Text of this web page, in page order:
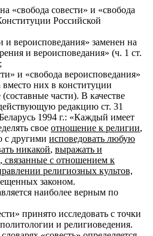
«свобода совести» и «свобода
Российской
и вероисповедания» заменен на
и вероисповедания» (ч. 1 ст.
и «свобода вероисповедания»
них в конституции
части). В качестве
редакцию ст. 31
1994 г.: «Каждый имеет
свое отношение к религии,
с другими исповедовать любую
никакой, выражать и
связанные с отношением к
религиозных культов,
законом.
наиболее верным по
принято исследовать с точки
и религиоведения.